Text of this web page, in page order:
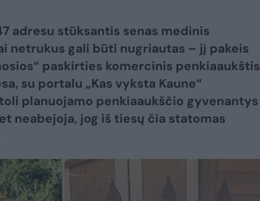
adresu stūksantis senas medinis
netrukus gali būti nugriautas – jį pakeis
paskirties komercinis penkiaaukštis
su portalu „Kas vyksta Kaune“
planuojamo penkiaaukščio gyvenantys
neabejoja, jog iš tiesų čia statomas